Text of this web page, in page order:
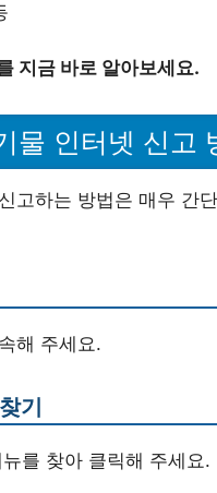
지금 바로 알아보세요.
물 인터넷 신고
고하는 방법은 매우 간
해 주세요.
기
를 찾아 클릭해 주세요.